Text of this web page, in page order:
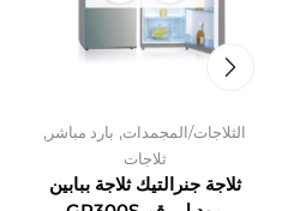
الثلاجات/المجمدات, بارد مباشر ,
ثلاجات
ثلاجة جنرالتيك ثلاجة ببابين